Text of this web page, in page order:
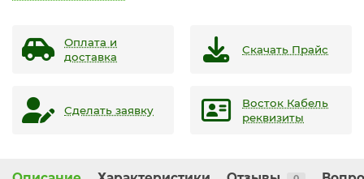
Оплата и
доставка
Скачать Прайс
Сделать заявку
Восток Кабель
реквизиты